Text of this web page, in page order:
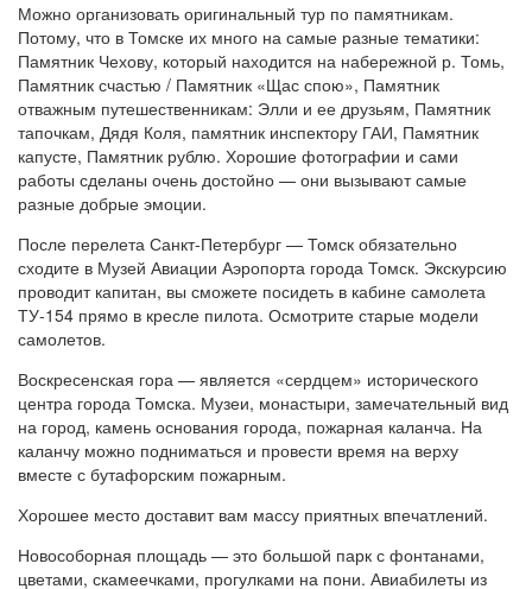
Можно организовать оригинальный тур по памятникам.
Потому, что в Томске их много на самые разные тематики:
Памятник Чехову, который находится на набережной р. Томь,
Памятник счастью / Памятник «Щас спою», Памятник
отважным путешественникам: Элли и ее друзьям, Памятник
тапочкам, Дядя Коля, памятник инспектору ГАИ, Памятник
капусте, Памятник рублю. Хорошие фотографии и сами
работы сделаны очень достойно — они вызывают самые
разные добрые эмоции.
После перелета Санкт-Петербург — Томск обязательно
сходите в Музей Авиации Аэропорта города Томск. Экскурсию
проводит капитан, вы сможете посидеть в кабине самолета
ТУ-154 прямо в кресле пилота. Осмотрите старые модели
самолетов.
Воскресенская гора — является «сердцем» исторического
центра города Томска. Музеи, монастыри, замечательный вид
на город, камень основания города, пожарная каланча. На
каланчу можно подниматься и провести время на верху
вместе с бутафорским пожарным.
Хорошее место доставит вам массу приятных впечатлений.
Новособорная площадь — это большой парк с фонтанами,
цветами, скамеечками, прогулками на пони. Авиабилеты из